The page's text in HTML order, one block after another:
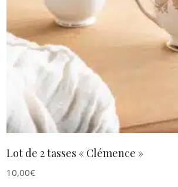
AJOUTER AU PANIER
Lot de 2 tasses « Clémence »
10,00€